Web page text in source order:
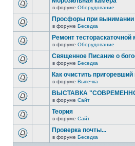
в форуме Оборудование
Просфоры при вынимании
в форуме Беседка
Ремонт тестораскаточной
в форуме Оборудование
Священное Писание о
в форуме Беседка
Как очистить
в форуме Выпечка
ВЫСТАВКА
в форуме Сайт
Теория
в форуме Сайт
Проверка почты...
в форуме Беседка